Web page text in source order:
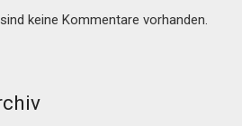
keine Kommentare vorhanden.